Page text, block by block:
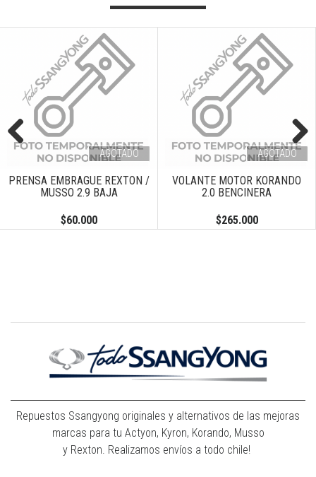
AGOTADO
PRENSA EMBRAGUE REXTON /
MUSSO 2.9 BAJA
$60.000
AGOTADO
VOLANTE MOTOR KORANDO
2.0 BENCINERA
$265.000
Previous
Repuestos Ssangyong originales y alternativos de las mejoras
marcas para tu Actyon, Kyron, Korando, Musso
y Rexton. Realizamos envíos a todo chile!